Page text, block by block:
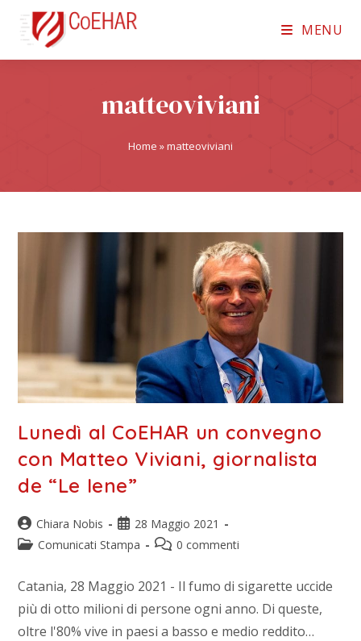
MENU
matteoviviani
Home »matteoviviani
Lunedì al CoEHAR un convegno
con Matteo Viviani, giornalista
de “Le Iene”
Chiara Nobis
28 Maggio 2021
Comunicati Stampa
0 commenti
Catania, 28 Maggio 2021 - Il fumo di sigarette uccide
più di otto milioni di persone ogni anno. Di queste,
oltre l'80% vive in paesi a basso e medio reddito…